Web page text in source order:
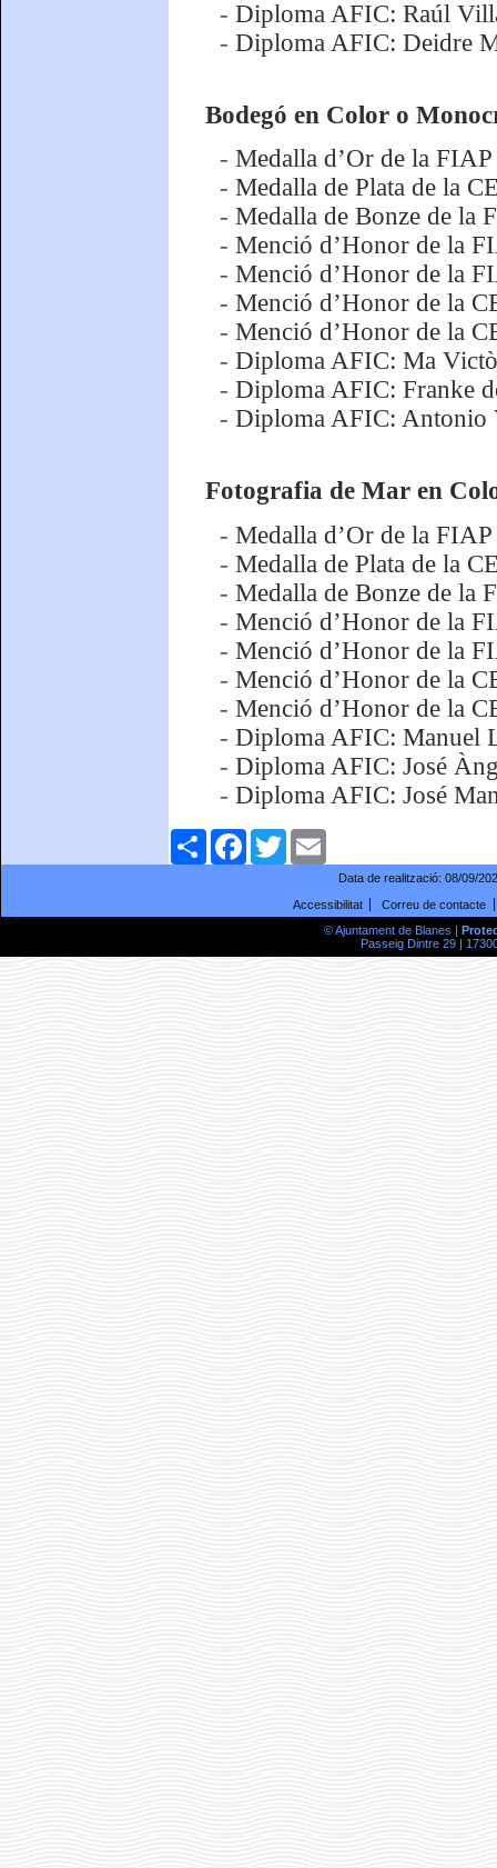
- Diploma AFIC: Raúl
- Diploma AFIC: Deidre
Bodegó en Color o
- Medalla d’Or de la
- Medalla de Plata de la
- Medalla de Bonze de la
- Menció d’Honor de la
- Menció d’Honor de la
- Menció d’Honor de la
- Menció d’Honor de la
- Diploma AFIC: Ma
- Diploma AFIC: Franke
- Diploma AFIC: Antonio
Fotografia de Mar en
- Medalla d’Or de la
- Medalla de Plata de la
- Medalla de Bonze de la
- Menció d’Honor de la
- Menció d’Honor de la
- Menció d’Honor de la
- Menció d’Honor de la
- Diploma AFIC: Manuel
- Diploma AFIC: José
- Diploma AFIC: José
ComparteixFacebookTwitter
Data de realització: 08/09/
Accessibilitat
Correu de contacte
© Ajuntament de Blanes |
Passeig Dintre 29 |